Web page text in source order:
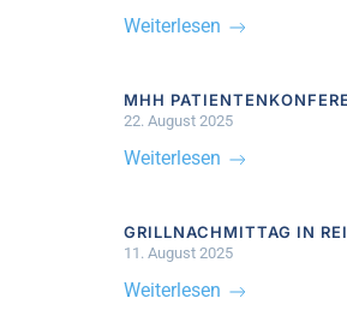
Weiterlesen
MHH
22. August 2025
Weiterlesen
GRILLNACHMITTAG IN
11. August 2025
Weiterlesen